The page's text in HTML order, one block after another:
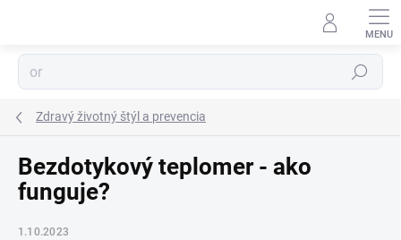
Hľadať
Zdravý životný štýl a prevencia
Bezdotykový teplomer - ako
funguje?
1.10.2023